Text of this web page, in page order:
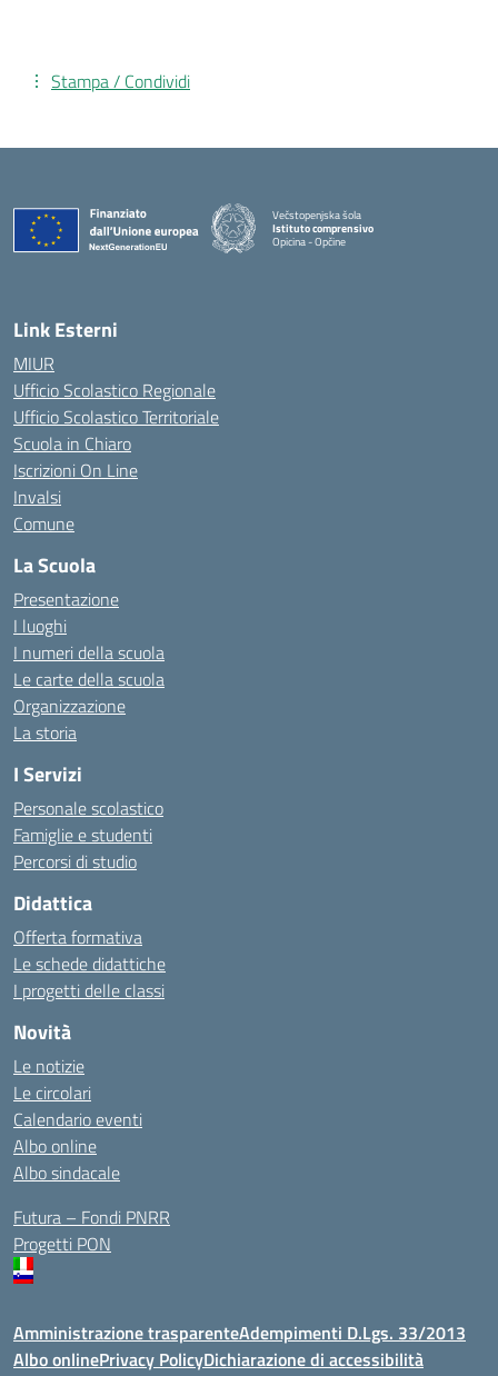
Stampa / Condividi
Večstopenjska šola
Istituto comprensivo
Opicina - Opčine
Link Esterni
MIUR
Ufficio Scolastico Regionale
Ufficio Scolastico Territoriale
Scuola in Chiaro
Iscrizioni On Line
Invalsi
Comune
La Scuola
Presentazione
I luoghi
I numeri della scuola
Le carte della scuola
Organizzazione
La storia
I Servizi
Personale scolastico
Famiglie e studenti
Percorsi di studio
Didattica
Offerta formativa
Le schede didattiche
I progetti delle classi
Novità
Le notizie
Le circolari
Calendario eventi
Albo online
Albo sindacale
Futura – Fondi PNRR
Progetti PON
Amministrazione trasparenteAdempimenti D.Lgs. 33/2013
Albo onlinePrivacy PolicyDichiarazione di accessibilità